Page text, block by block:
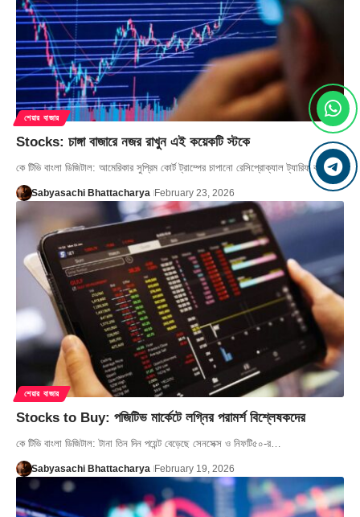
শেয়ার বাজার
Stocks: চাঙ্গা বাজারে নজর রাখুন এই কয়েকটি স্টকে
কে টিভি বাংলা ডিজিটাল: আমেরিকার সুপ্রিম কোর্ট ট্রাম্পের চাপানো রেসিপ্রোক্যাল ট্যারিফ বাতিল…
Sabyasachi Bhattacharya February 23, 2026
শেয়ার বাজার
Stocks to Buy: পজিটিভ মার্কেটে লগ্নির পরামর্শ বিশ্লেষকদের
কে টিভি বাংলা ডিজিটাল: টানা তিন দিন পয়েন্ট বেড়েছে সেনসেক্স ও নিফটি৫০-র…
Sabyasachi Bhattacharya February 19, 2026